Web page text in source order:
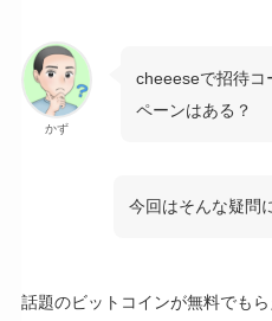
かず
cheeeseで招待コ
ペーンはある？
今回はそんな疑問
話題のビットコインが無料でもら